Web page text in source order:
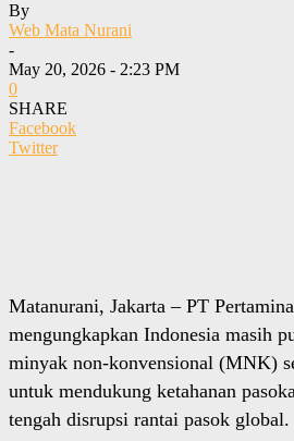
By
Web Mata Nurani
-
May 20, 2026 - 2:23 PM
0
SHARE
Facebook
Twitter
Matanurani, Jakarta – PT
mengungkapkan Indonesia masih
minyak non-konvensional (MNK)
untuk mendukung ketahanan
tengah disrupsi rantai pasok global.